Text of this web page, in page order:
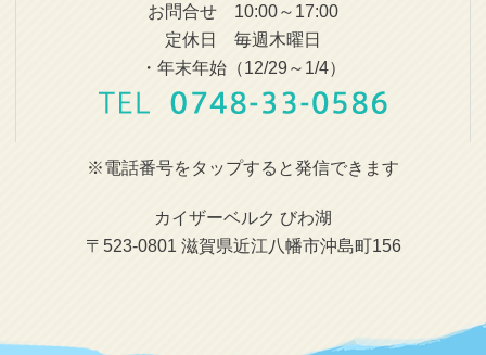
お問合せ 10:00～17:00
定休日 毎週木曜日
・年末年始（12/29～1/4）
※電話番号をタップすると発信できます
カイザーベルク びわ湖
〒523-0801 滋賀県近江八幡市沖島町156